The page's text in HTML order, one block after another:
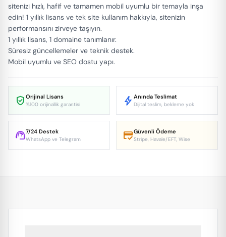
sitenizi hızlı, hafif ve tamamen mobil uyumlu bir temayla inşa
edin! 1 yıllık lisans ve tek site kullanım hakkıyla, sitenizin
performansını zirveye taşıyın.
1 yıllık lisans, 1 domaine tanımlanır.
Süresiz güncellemeler ve teknik destek.
Mobil uyumlu ve SEO dostu yapı.
verified_user Orijinal Lisans
%100 orijinallik garantisi bolt Anında Teslimat
Dijital teslim, bekleme yok
support_agent7/24 Destek
WhatsApp ve Telegram credit_scoreGüvenli Ödeme
Stripe, Havale/EFT, Wise